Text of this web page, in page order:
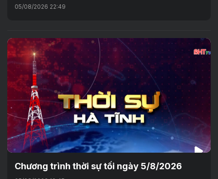
05/08/2026 22:49
Chương trình thời sự tối ngày 5/8/2026